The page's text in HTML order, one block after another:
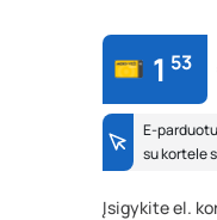
1 53
E-
su kortele
Įsigykite el.